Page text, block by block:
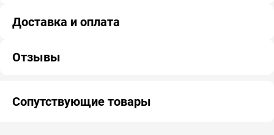
Доставка и оплата
Отзывы
Сопутствующие товары